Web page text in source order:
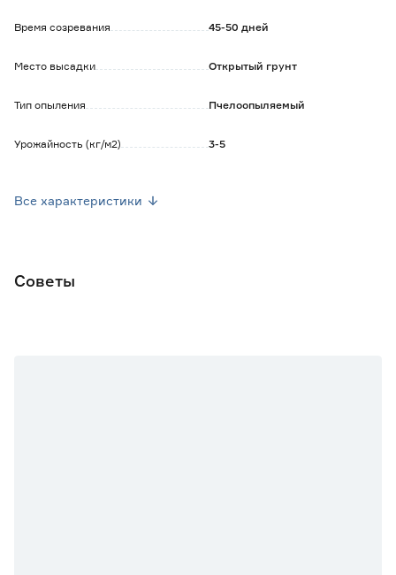
Время созревания 45-50 дней
Место высадки Открытый грунт
Тип опыления Пчелоопыляемый
Урожайность (кг/м2) 3-5
Все характеристики
Советы